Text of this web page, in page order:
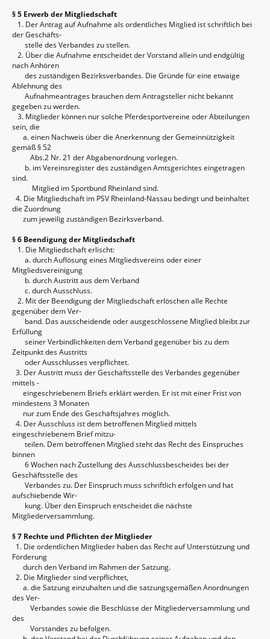
§ 5 Erwerb der Mitgliedschaft
1. Der Antrag auf Aufnahme als ordentliches Mitglied ist schriftlich bei
der Geschäfts-
stelle des Verbandes zu stellen.
2. Über die Aufnahme entscheidet der Vorstand allein und endgültig
nach Anhören
des zuständigen Bezirksverbandes. Die Gründe für eine etwaige
Ablehnung des
Aufnahmeantrages brauchen dem Antragsteller nicht bekannt
gegeben zu werden.
3. Mitglieder können nur solche Pferdesportvereine oder Abteilungen
sein, die
a. einen Nachweis über die Anerkennung der Gemeinnützigkeit
gemäß § 52
Abs.2 Nr. 21 der Abgabenordnung vorlegen.
b. im Vereinsregister des zuständigen Amtsgerichtes eingetragen
sind.
Mitglied im Sportbund Rheinland sind.
4. Die Mitgliedschaft im PSV Rheinland-Nassau bedingt und beinhaltet
die Zuordnung
zum jeweilig zuständigen Bezirksverband.
§ 6 Beendigung der Mitgliedschaft
1. Die Mitgliedschaft erlischt:
a. durch Auflösung eines Mitgliedsvereins oder einer
Mitgliedsvereinigung
b. durch Austritt aus dem Verband
c. durch Ausschluss.
2. Mit der Beendigung der Mitgliedschaft erlöschen alle Rechte
gegenüber dem Ver-
band. Das ausscheidende oder ausgeschlossene Mitglied bleibt zur
Erfüllung
seiner Verbindlichkeiten dem Verband gegenüber bis zu dem
Zeitpunkt des Austritts
oder Ausschlusses verpflichtet.
3. Der Austritt muss der Geschäftsstelle des Verbandes gegenüber
mittels -
eingeschriebenem Briefs erklärt werden. Er ist mit einer Frist von
mindestens 3 Monaten
nur zum Ende des Geschäftsjahres möglich.
4. Der Ausschluss ist dem betroffenen Mitglied mittels
eingeschriebenem Brief mitzu-
teilen. Dem betroffenen Mitglied steht das Recht des Einspruches
binnen
6 Wochen nach Zustellung des Ausschlussbescheides bei der
Geschäftsstelle des
Verbandes zu. Der Einspruch muss schriftlich erfolgen und hat
aufschiebende Wir-
kung. Über den Einspruch entscheidet die nächste
Mitgliederversammlung.
§ 7 Rechte und Pflichten der Mitglieder
1. Die ordentlichen Mitglieder haben das Recht auf Unterstützung und
Förderung
durch den Verband im Rahmen der Satzung.
2. Die Mitglieder sind verpflichtet,
a. die Satzung einzuhalten und die satzungsgemäßen Anordnungen
des Ver-
Verbandes sowie die Beschlüsse der Mitgliederversammlung und
des
Vorstandes zu befolgen.